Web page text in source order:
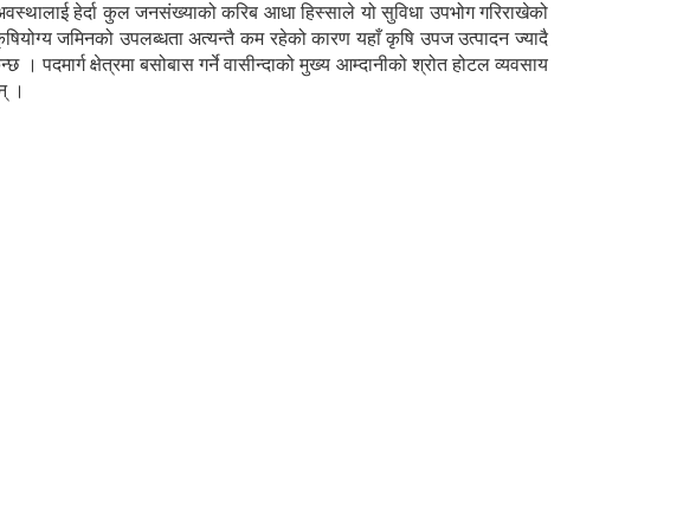
हेर्दा कुल जनसंख्याको करिब आधा हिस्साले यो सुविधा उपभोग गरिराखेको
जमिनको उपलब्धता अत्यन्तै कम रहेको कारण यहाँ कृषि उपज उत्पादन ज्यादै
क्षेत्रमा बसोबास गर्ने वासीन्दाको मुख्य आम्दानीको श्रोत होटल व्यवसाय
।